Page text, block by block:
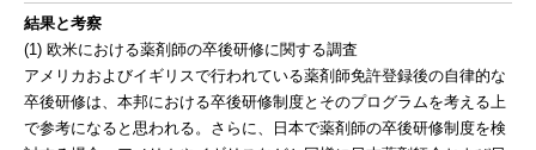
結果と考察
(1) 欧米における薬剤師の卒後研修に関する調査
アメリカおよびイギリスで行われている薬剤師免許登録後の自律的な
卒後研修は、本邦における卒後研修制度とそのプログラムを考える上
で参考になると思われる。さらに、日本で薬剤師の卒後研修制度を検